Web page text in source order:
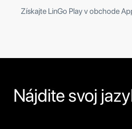
Získajte LinGo Play v obchode
Nájdite svoj